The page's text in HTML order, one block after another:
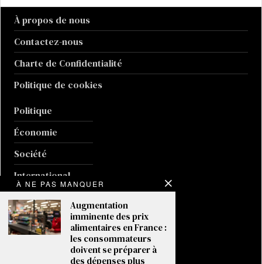
À propos de nous
Contactez-nous
Charte de Confidentialité
Politique de cookies
Politique
Économie
Société
International
Sport
Culture
Guerre en Ukraine
À NE PAS MANQUER
Augmentation
imminente des prix
alimentaires en France :
les consommateurs
doivent se préparer à
des dépenses plus